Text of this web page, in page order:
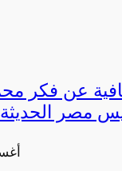
عن فكر
مصر الحديثة
14